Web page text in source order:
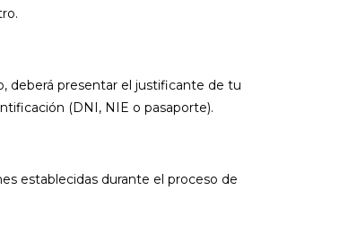
deberá presentar el justificante de tu
(DNI, NIE o pasaporte).
establecidas durante el proceso de